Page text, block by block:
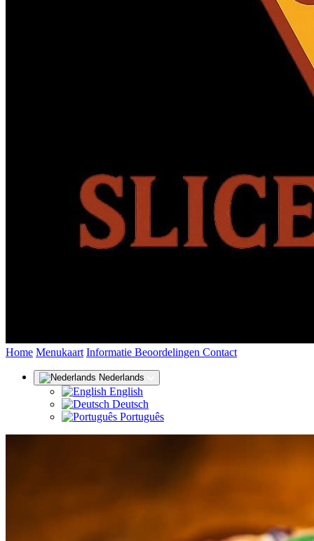
Home Menukaart Informatie Beoordelingen Contact(huidige)
Nederlands
English
Deutsch
Português